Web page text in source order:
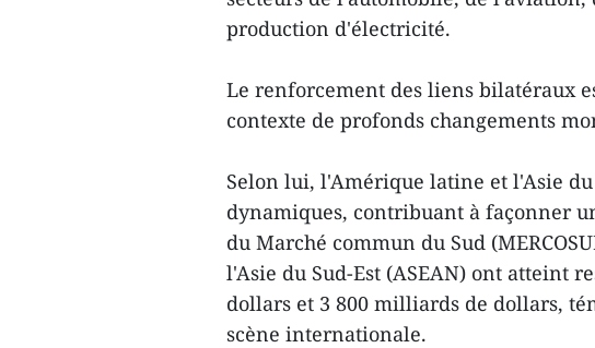
production d'électricité.
Le renforcement des liens bilatéraux
contexte de profonds changements
Selon lui, l'Amérique latine et l'Asie du
dynamiques, contribuant à façonner
du Marché commun du Sud
l'Asie du Sud-Est (ASEAN) ont atteint
dollars et 3 800 milliards de dollars,
scène internationale.